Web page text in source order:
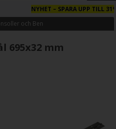
TILL 31% PÅ FASADPANELER I TRÄ
och Ben
695x32 mm